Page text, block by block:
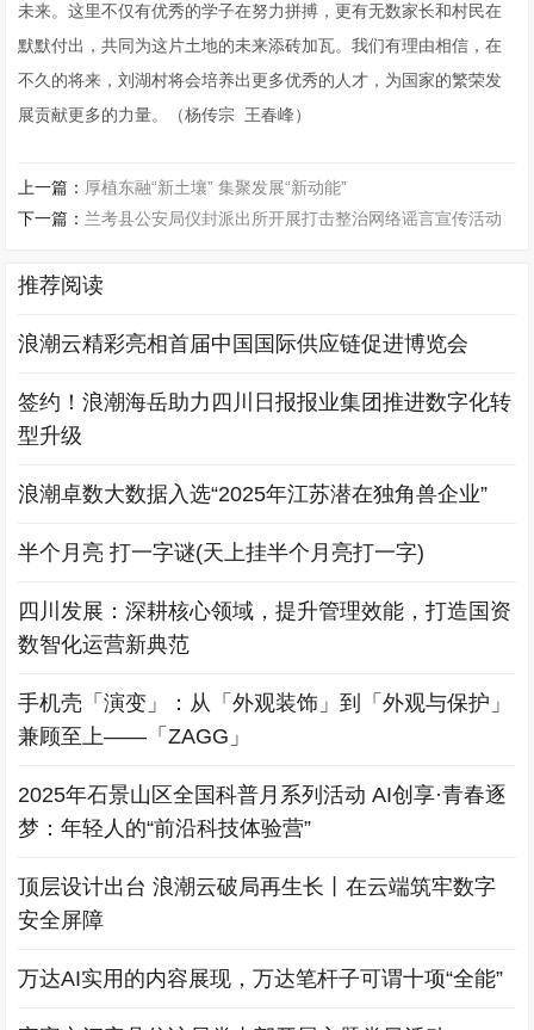
未来。这里不仅有优秀的学子在努力拼搏，更有无数家长和村民在
默默付出，共同为这片土地的未来添砖加瓦。我们有理由相信，在
不久的将来，刘湖村将会培养出更多优秀的人才，为国家的繁荣发
展贡献更多的力量。（杨传宗 王春峰）
上一篇： 厚植东融“新土壤” 集聚发展“新动能”
下一篇： 兰考县公安局仪封派出所开展打击整治网络谣言宣传活动
推荐阅读
浪潮云精彩亮相首届中国国际供应链促进博览会
签约！浪潮海岳助力四川日报报业集团推进数字化转
型升级
浪潮卓数大数据入选“2025年江苏潜在独角兽企业”
半个月亮 打一字谜(天上挂半个月亮打一字)
四川发展：深耕核心领域，提升管理效能，打造国资
数智化运营新典范
手机壳「演变」：从「外观装饰」到「外观与保护」
兼顾至上——「ZAGG」
2025年石景山区全国科普月系列活动 AI创享·青春逐
梦：年轻人的“前沿科技体验营”
顶层设计出台 浪潮云破局再生长丨在云端筑牢数字
安全屏障
万达AI实用的内容展现，万达笔杆子可谓十项“全能”